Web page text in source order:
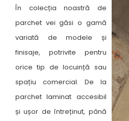
În colecția noastră de
parchet vei găsi o gamă
variată de modele și
finisaje, potrivite pentru
orice tip de locuință sau
spațiu comercial. De la
parchet laminat accesibil
și ușor de întreținut, până